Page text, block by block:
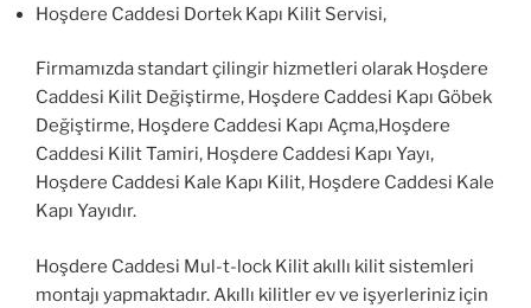
Hoşdere Caddesi Dortek Kapı Kilit Servisi,
Firmamızda standart çilingir hizmetleri olarak Hoşdere
Caddesi Kilit Değiştirme, Hoşdere Caddesi Kapı Göbek
Değiştirme, Hoşdere Caddesi Kapı Açma,Hoşdere
Caddesi Kilit Tamiri, Hoşdere Caddesi Kapı Yayı,
Hoşdere Caddesi Kale Kapı Kilit, Hoşdere Caddesi Kale
Kapı Yayıdır.
Hoşdere Caddesi Mul-t-lock Kilit akıllı kilit sistemleri
montajı yapmaktadır. Akıllı kilitler ev ve işyerleriniz için